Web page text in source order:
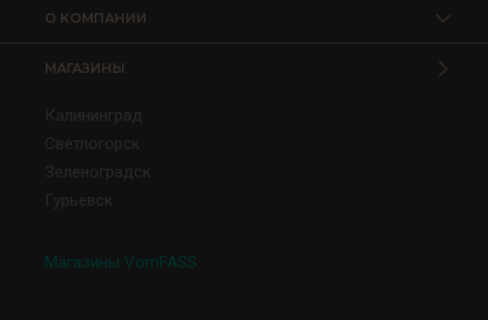
О КОМПАНИИ
МАГАЗИНЫ
Калининград
Светлогорск
Зеленоградск
Гурьевск
Магазины VomFASS